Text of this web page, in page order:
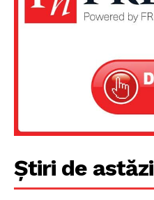
Știri de astăzi